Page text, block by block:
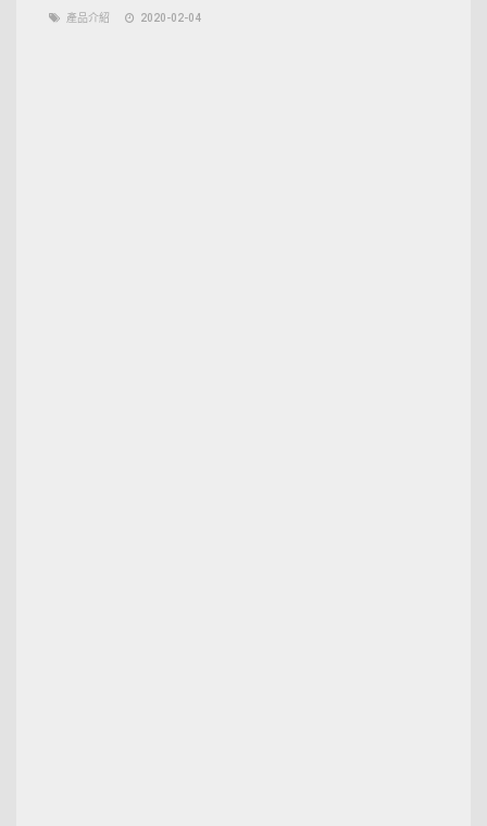
產品介紹 2020-02-04